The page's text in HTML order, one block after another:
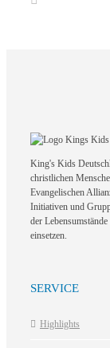
King's Kids
christlichen
Evangelischen
Initiativen und
der
einsetzen.
SERVICE
Highlights